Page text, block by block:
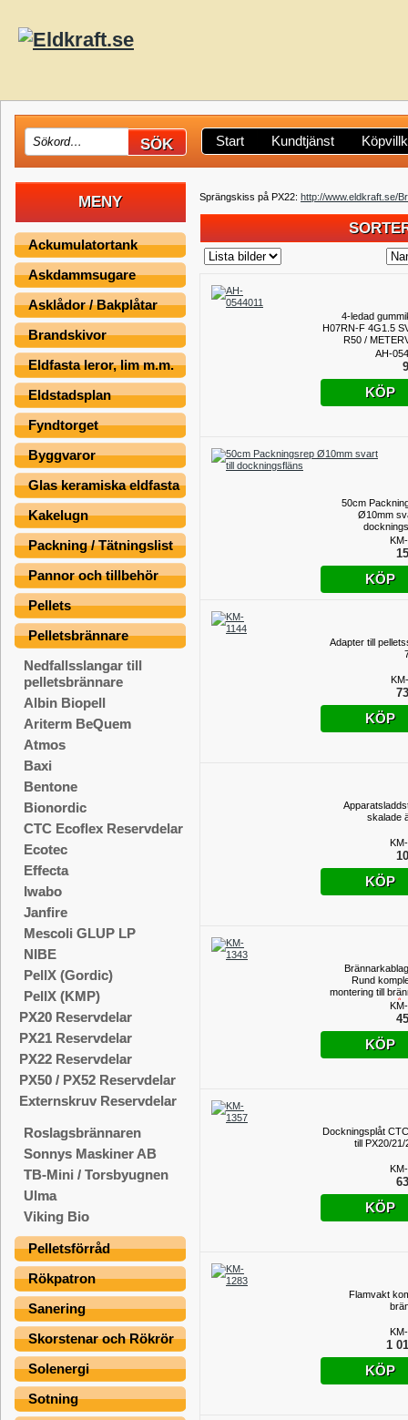
Start Kundtjänst
MENY
Ackumulatortank
Askdammsugare
Asklådor / Bakplåtar
Brandskivor
Eldfasta leror, lim m.m.
Eldstadsplan
Fyndtorget
Byggvaror
Glas keramiska eldfasta
Kakelugn
Packning / Tätningslist
Pannor och tillbehör
Pellets
Pelletsbrännare
Nedfallsslangar till
pelletsbrännare
Albin Biopell
Ariterm BeQuem
Atmos
Baxi
Bentone
Bionordic
CTC Ecoflex Reservdelar
Ecotec
Effecta
Iwabo
Janfire
Mescoli GLUP LP
NIBE
PellX (Gordic)
PellX (KMP)
PX20 Reservdelar
PX21 Reservdelar
PX22 Reservdelar
PX50 / PX52 Reservdelar
Externskruv Reservdelar
Roslagsbrännaren
Sonnys Maskiner AB
TB-Mini / Torsbyugnen
Ulma
Viking Bio
Pelletsförråd
Rökpatron
Sanering
Skorstenar och Rökrör
Solenergi
Sotning
Sprängskiss på PX22: http://www.eldkraft.se/
4-ledad
H07RN-F 4G1.5
R50 /
AH-
KÖP
50cm
Ø10mm
KÖP
Adapter till
KÖP
skalade
KÖP
Rund
montering till
KÖP
Dockningsplåt
till PX20/21/
KÖP
Flamvakt
1
KÖP